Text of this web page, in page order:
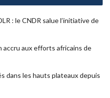
: le CNDR salue l’initiative de
accru aux efforts africains de
dans les hauts plateaux depuis